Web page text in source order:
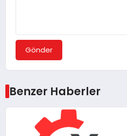
Gönder
Benzer Haberler